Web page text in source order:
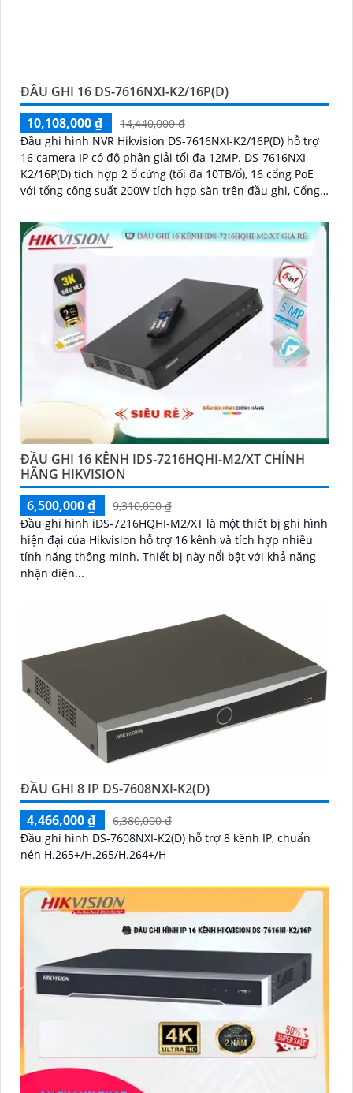
ĐẦU GHI 16 DS-7616NXI-K2/16P(D)
10,108,000 ₫
14,440,000 ₫
Đầu ghi hình NVR Hikvision DS-7616NXI-K2/16P(D) hỗ trợ
16 camera IP có độ phân giải tối đa 12MP. DS-7616NXI-
K2/16P(D) tích hợp 2 ổ cứng (tối đa 10TB/ổ), 16 cổng PoE
với tổng công suất 200W tích hợp sẵn trên đầu ghi, Cổng
hiện chuyển động thông minh
ĐẦU GHI 16 KÊNH IDS-7216HQHI-M2/XT CHÍNH
HÃNG HIKVISION
6,500,000 ₫
9,310,000 ₫
Đầu ghi hình iDS-7216HQHI-M2/XT là một thiết bị ghi hình
hiện đại của Hikvision hỗ trợ 16 kênh và tích hợp nhiều
tính năng thông minh. Thiết bị này nổi bật với khả năng
nhận diện...
ĐẦU GHI 8 IP DS-7608NXI-K2(D)
4,466,000 ₫
6,380,000 ₫
Đầu ghi hình DS-7608NXI-K2(D) hỗ trợ 8 kênh IP, chuẩn
nén H.265+/H.265/H.264+/H